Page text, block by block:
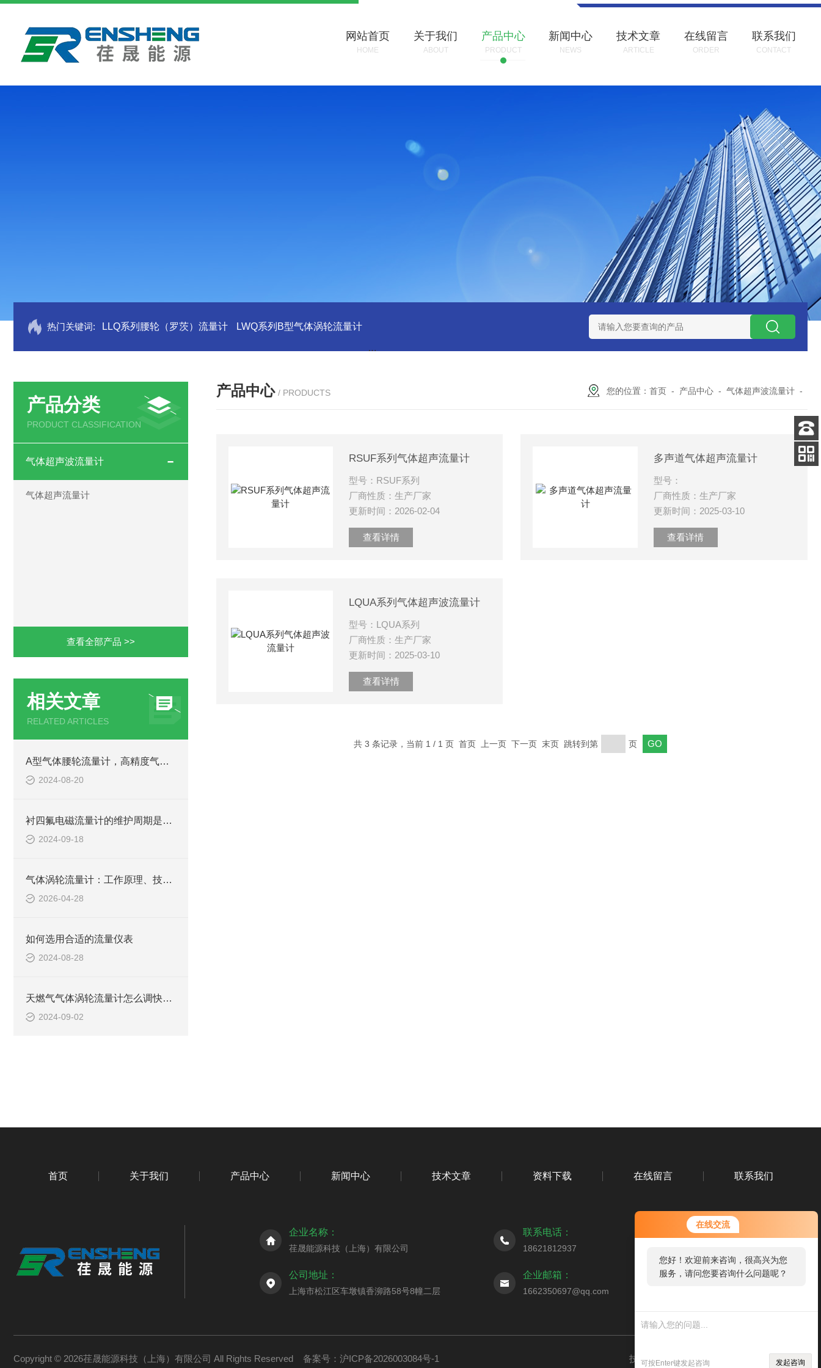
在线交流
您好！欢迎前来咨询，很高兴为您
服务，请问您要咨询什么问题呢？
久了，是否找到了
需求产品，您可以
系！
可按Enter键发起咨询 发起咨询
网站首页
HOME
关于我们
ABOUT
产品中心
PRODUCT
新闻中心
NEWS
技术文章
ARTICLE
在线留言
ORDER
联系我们
CONTACT
热门关键词: LLQ系列腰轮（罗茨）流量计 LWQ系列B型气体涡轮流量计 腰轮（罗茨）流量计 一体式电磁流量计 RSLUX系列
产品分类
PRODUCT CLASSIFICATION
气体超声波流量计
气体超声流量计
查看全部产品 >>
相关文章
RELATED ARTICLES
A型气体腰轮流量计，高精度气体计量
2024-08-20
衬四氟电磁流量计的维护周期是多久？
2024-09-18
气体涡轮流量计：工作原理、技术特点与选型指南
2026-04-28
如何选用合适的流量仪表
2024-08-28
天燃气气体涡轮流量计怎么调快慢？
2024-09-02
产品中心 / PRODUCTS 您的位置： 首页 - 产品中心 - 气体超声波流量计 -
RSUF系列气体超声流量计
型号：RSUF系列
厂商性质：生产厂家
更新时间：2026-02-04
查看详情
多声道气体超声流量计
型号：
厂商性质：生产厂家
更新时间：2025-03-10
查看详情
LQUA系列气体超声波流量计
型号：LQUA系列
厂商性质：生产厂家
更新时间：2025-03-10
查看详情
共 3 条记录，当前 1 / 1 页 首页 上一页 下一页 末页 跳转到第 页
首页 关于我们 产品中心 新闻中心 技术文章 资料下载 在线留言 联系我们
企业名称：
荏晟能源科技（上海）有限公司
联系电话：
18621812937
公司地址：
上海市松江区车墩镇香泖路58号8幢二层
企业邮箱：
1662350697@qq.com
Copyright © 2026荏晟能源科技（上海）有限公司 All Rights Reserved 备案号：沪ICP备2026003084号-1 技术支持：仪表网 sitemap.xml
客服
电话